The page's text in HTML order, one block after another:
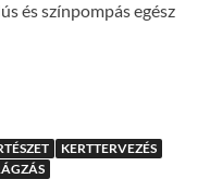
és színpompás egész
KERTTERVEZÉS